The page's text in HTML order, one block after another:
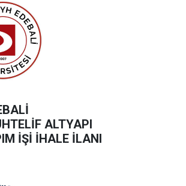
ALTYAPI
İŞİ İHALE İLANI